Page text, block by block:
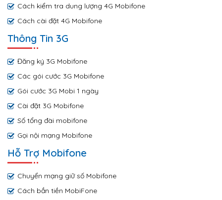
Cách kiểm tra dung lượng 4G Mobifone
Cách cài đặt 4G Mobifone
Thông Tin 3G
Đăng ký 3G Mobifone
Các gói cước 3G Mobifone
Gói cước 3G Mobi 1 ngày
Cài đặt 3G Mobifone
Số tổng đài mobifone
Gọi nội mạng Mobifone
Hỗ Trợ Mobifone
Chuyển mạng giữ số Mobifone
Cách bắn tiền MobiFone